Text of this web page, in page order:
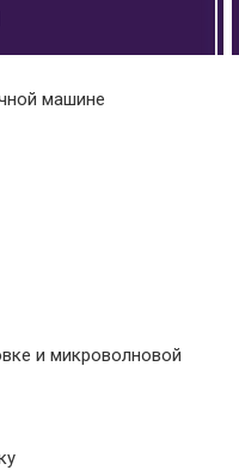
машине
и микроволновой